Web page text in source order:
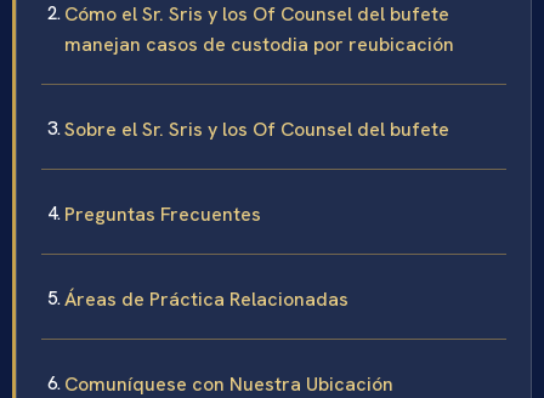
Cómo el Sr. Sris y los Of Counsel del bufete
manejan casos de custodia por reubicación
Sobre el Sr. Sris y los Of Counsel del bufete
Preguntas Frecuentes
Áreas de Práctica Relacionadas
Comuníquese con Nuestra Ubicación